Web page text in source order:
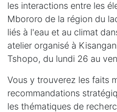
les interactions entre les
Mbororo de la région du
liés à l'eau et au climat
atelier organisé à
Tshopo, du lundi 26 au
Vous y trouverez les faits
recommandations
les thématiques de